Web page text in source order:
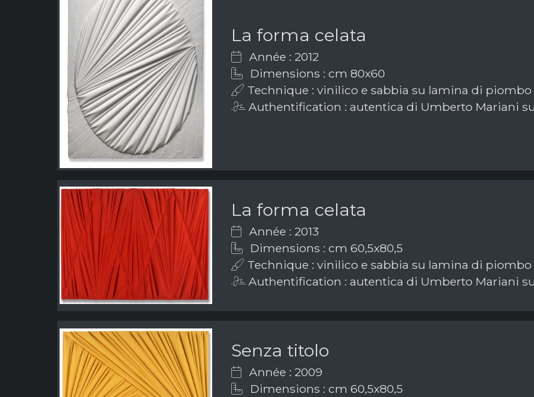
La forma celata
Année : 2012
Dimensions : cm 80x60
Technique : vinilico e sabbia su lamina di piombo
Authentification : autentica di Umberto Mariani
La forma celata
Année : 2013
Dimensions : cm 60,5x80,5
Technique : vinilico e sabbia su lamina di piombo
Authentification : autentica di Umberto Mariani
Senza titolo
Année : 2009
Dimensions : cm 60,5x80,5